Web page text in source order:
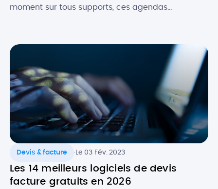
moment sur tous supports, ces agendas
professionnel. Alors, quels sont les atouts de
l’agenda numérique ? Quels logiciels utiliser pour
faire […]
Devis & facture .Le 03 Fév. 2023
Les 14 meilleurs logiciels de devis
facture gratuits en 2026